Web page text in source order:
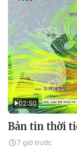
02:50
Bản tin thời
7 giờ trước